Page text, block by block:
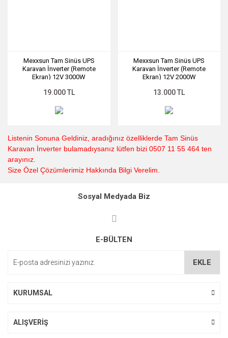
Mexxsun Tam Sinüs UPS
Karavan İnverter (Remote
Ekran) 12V 3000W
19.000 TL
Mexxsun Tam Sinüs UPS
Karavan İnverter (Remote
Ekran) 12V 2000W
13.000 TL
Listenin Sonuna Geldiniz, aradığınız özelliklerde Tam Sinüs
Karavan İnverter bulamadıysanız lütfen bizi 0507 11 55 464 ten
arayınız.
Size Özel Çözümlerimiz Hakkında Bilgi Verelim.
Sosyal Medyada Biz
E-BÜLTEN
EKLE
KURUMSAL
ALIŞVERİŞ